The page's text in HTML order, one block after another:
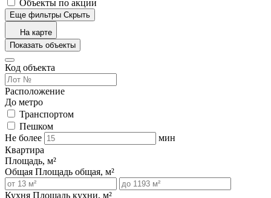
Объекты по акции
Еще фильтры Скрыть
На карте
Показать объекты
Код объекта
Расположение
До метро
Транспортом
Пешком
Не более
мин
Квартира
Площадь, м²
Общая Площадь общая, м²
Кухня Площадь кухни, м²